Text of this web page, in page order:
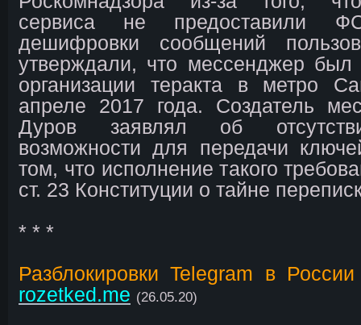
сервиса не предоставили
дешифровки сообщений
утверждали, что мессенджер был
организации теракта в метро
апреле 2017 года. Создатель
Дуров заявлял об
возможности для передачи
том, что исполнение такого
ст. 23 Конституции о тайне
* * *
Разблокировки Telegram в
rozetked.me (26.05.20)